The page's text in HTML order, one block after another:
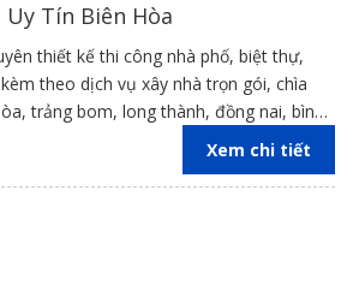
Tín Biên Hòa
thiết kế thi công nhà phố, biệt thự,
theo dịch vụ xây nhà trọn gói, chìa
trảng bom, long thành, đồng nai, bình
Xem chi tiết